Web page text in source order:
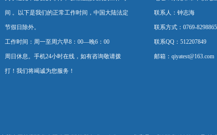
间 。以下是我们的正常工作时间，中国大陆法定
节假日除外。
工作时间：周一至周六早8：00—晚6：00
周日休息。手机24小时在线，如有咨询敬请拨
打！我们将竭诚为您服务！
联系人：钟志海
联系方式：0769-
联系QQ：512207849
邮箱：qiyatest@163.com